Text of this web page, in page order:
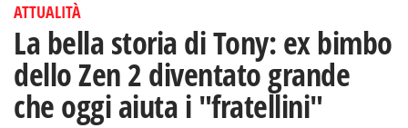
ATTUALITÀ
La bella storia di Tony: ex bimbo
dello Zen 2 diventato grande
che oggi aiuta i "fratellini"